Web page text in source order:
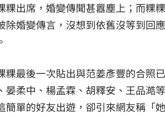
粿出席，婚變傳聞甚囂塵上；而粿
除婚變傳言，沒想到依舊沒等到回
粿最後一次貼出與范姜彥豐的合照
晏柔中、楊孟霖、胡釋安、王品澔
簡單的好友出遊，卻引來網友稱「